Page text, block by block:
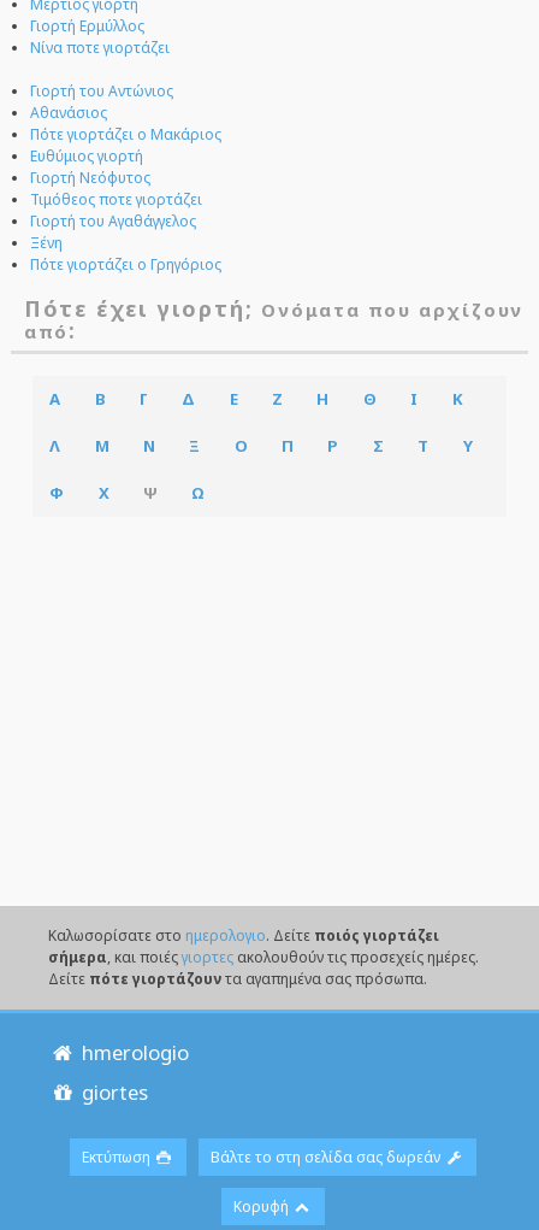
Μέρτιος γιορτή
Γιορτή Ερμύλλος
Νίνα ποτε γιορτάζει
Γιορτή του Αντώνιος
Αθανάσιος
Πότε γιορτάζει ο Μακάριος
Ευθύμιος γιορτή
Γιορτή Νεόφυτος
Τιμόθεος ποτε γιορτάζει
Γιορτή του Αγαθάγγελος
Ξένη
Πότε γιορτάζει ο Γρηγόριος
Πότε έχει γιορτή; Ονόματα που αρχίζουν
από :
Α Β Γ Δ Ε Ζ Η Θ Ι Κ
Λ Μ Ν Ξ Ο Π Ρ Σ Τ Υ
Φ Χ Ψ Ω
Καλωσορίσατε στο ημερολογιο. Δείτε ποιός γιορτάζει
σήμερα, και ποιέςγιορτεςακολουθούν τις προσεχείς ημέρες.
Δείτε πότε γιορτάζουντα αγαπημένα σας πρόσωπα.
hmerologio
giortes
Εκτύπωση Βάλτε το στη σελίδα σας δωρεάν
Κορυφή